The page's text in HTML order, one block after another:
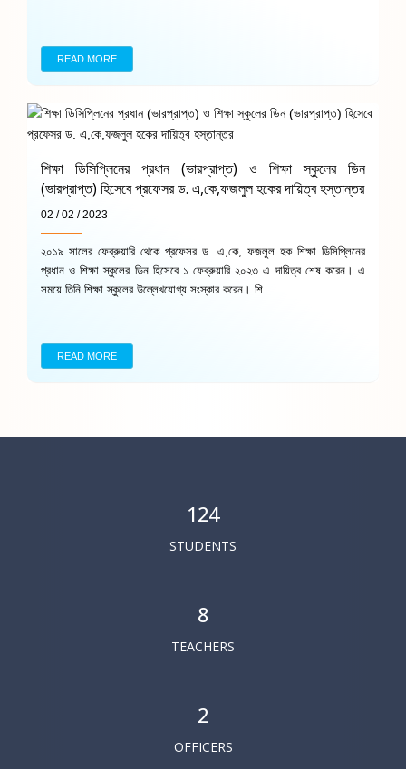
READ MORE
শিক্ষা ডিসিপ্লিনের প্রধান (ভারপ্রাপ্ত) ও শিক্ষা স্কুলের ডিন
(ভারপ্রাপ্ত) হিসেবে প্রফেসর ড. এ,কে,ফজলুল হকের দায়িত্ব হস্তান্তর
02 / 02 / 2023
২০১৯ সালের ফেব্রুয়ারি থেকে প্রফেসর ড. এ,কে, ফজলুল হক শিক্ষা ডিসিপ্লিনের
প্রধান ও শিক্ষা স্কুলের ডিন হিসেবে ১ ফেব্রুয়ারি ২০২৩ এ দায়িত্ব শেষ করেন। এ
সময়ে তিনি শিক্ষা স্কুলের উল্লেখযোগ্য সংস্কার করেন। শি...
READ MORE
124
STUDENTS
8
TEACHERS
2
OFFICERS